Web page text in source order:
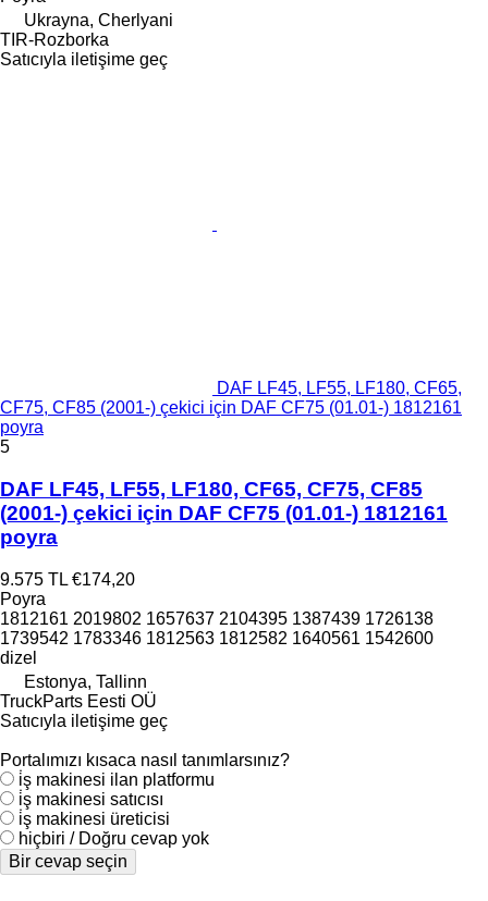
Ukrayna, Cherlyani
TIR-Rozborka
Satıcıyla iletişime geç
DAF LF45, LF55, LF180, CF65,
CF75, CF85 (2001-) çekici için DAF CF75 (01.01-) 1812161
poyra
5
DAF LF45, LF55, LF180, CF65, CF75, CF85
(2001-) çekici için DAF CF75 (01.01-) 1812161
poyra
9.575 TL €174,20
Poyra
1812161 2019802 1657637 2104395 1387439 1726138
1739542 1783346 1812563 1812582 1640561 1542600
dizel
Estonya, Tallinn
TruckParts Eesti OÜ
Satıcıyla iletişime geç
Portalımızı kısaca nasıl tanımlarsınız?
i̇ş makinesi ilan platformu
i̇ş makinesi satıcısı
i̇ş makinesi üreticisi
hiçbiri / Doğru cevap yok
Bir cevap seçin